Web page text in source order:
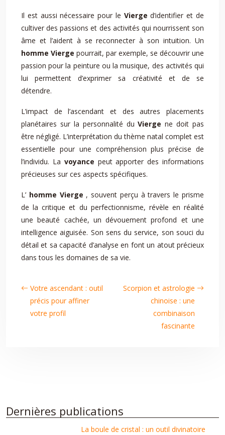
Il est aussi nécessaire pour le Vierged’identifier et de
cultiver des passions et des activités qui nourrissent son
âme et l’aident à se reconnecter à son intuition. Un
homme Vierge pourrait, par exemple, se découvrir une
passion pour la peinture ou la musique, des activités qui
lui permettent d’exprimer sa créativité et de se
détendre.
L’impact de l’ascendant et des autres placements
planétaires sur la personnalité duViergene doit pas
être négligé. L’interprétation du thème natal complet est
essentielle pour une compréhension plus précise de
l’individu. La voyance peut apporter des informations
précieuses sur ces aspects spécifiques.
L’ homme Vierge , souvent perçu à travers le prisme
de la critique et du perfectionnisme, révèle en réalité
une beauté cachée, un dévouement profond et une
intelligence aiguisée. Son sens du service, son souci du
détail et sa capacité d’analyse en font un atout précieux
dans tous les domaines de sa vie.
Votre ascendant : outil
précis pour affiner
votre profil
Scorpion et astrologie
chinoise : une
combinaison
fascinante
Dernières publications
La boule de cristal : un outil divinatoire